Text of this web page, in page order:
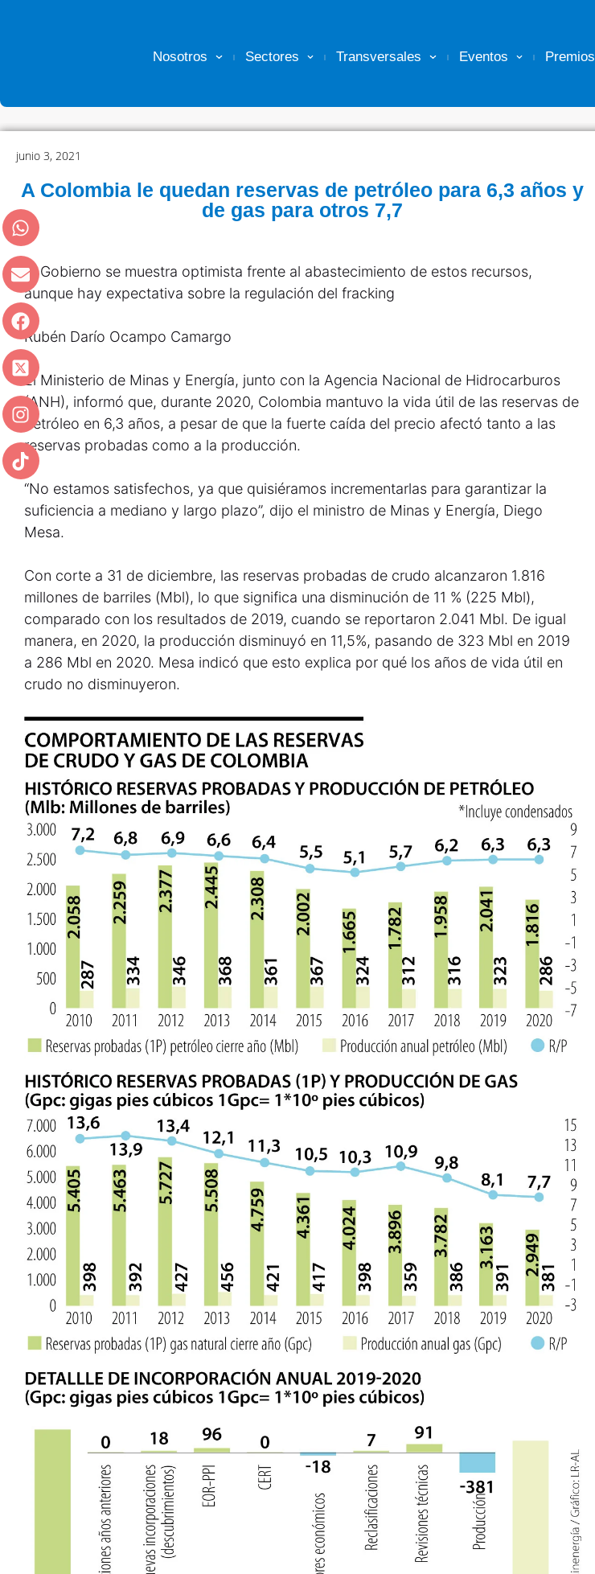
Nosotros Sectores Transversales Eventos Premios
junio 3, 2021
A Colombia le quedan reservas de petróleo para 6,3 años y
de gas para otros 7,7
El Gobierno se muestra optimista frente al abastecimiento de estos recursos,
aunque hay expectativa sobre la regulación del fracking
Rubén Darío Ocampo Camargo
El Ministerio de Minas y Energía, junto con la Agencia Nacional de Hidrocarburos
(ANH), informó que, durante 2020, Colombia mantuvo la vida útil de las reservas de
petróleo en 6,3 años, a pesar de que la fuerte caída del precio afectó tanto a las
reservas probadas como a la producción.
“No estamos satisfechos, ya que quisiéramos incrementarlas para garantizar la
suficiencia a mediano y largo plazo”, dijo el ministro de Minas y Energía, Diego
Mesa.
Con corte a 31 de diciembre, las reservas probadas de crudo alcanzaron 1.816
millones de barriles (Mbl), lo que significa una disminución de 11 % (225 Mbl),
comparado con los resultados de 2019, cuando se reportaron 2.041 Mbl. De igual
manera, en 2020, la producción disminuyó en 11,5%, pasando de 323 Mbl en 2019
a 286 Mbl en 2020. Mesa indicó que esto explica por qué los años de vida útil en
crudo no disminuyeron.